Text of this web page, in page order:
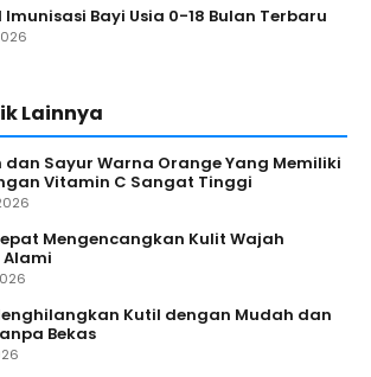
Bayi Usia 0-18 Bulan Terbaru
Lainnya
dan Sayur Warna Orange Yang Memiliki
Vitamin C Sangat Tinggi
Mengencangkan Kulit Wajah
Alami
Kutil dengan Mudah dan
Bekas